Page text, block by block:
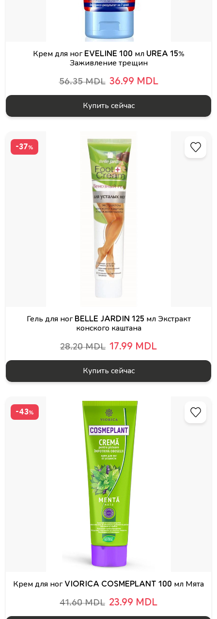
Крем для ног EVELINE 100 мл UREA 15%
Заживление трещин
56.35 MDL 36.99 MDL
Купить сейчас
-37%
Гель для ног BELLE JARDIN 125 мл Экстракт
конского каштана
28.20 MDL 17.99 MDL
Купить сейчас
-43%
Крем для ног VIORICA COSMEPLANT 100 мл Мята
41.60 MDL 23.99 MDL